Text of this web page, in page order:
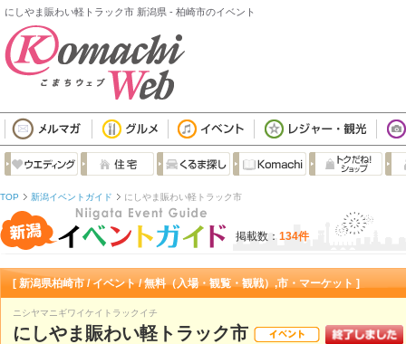
にしやま賑わい軽トラック市 新潟県 - 柏崎市のイベント
TOP 新潟イベントガイド にしやま賑わい軽トラック市
掲載数： 134件
[ 新潟県柏崎市 / イベント / 無料（入場・観覧・観戦）,市・マーケット ]
ニシヤマニギワイケイトラックイチ
にしやま賑わい軽トラック市